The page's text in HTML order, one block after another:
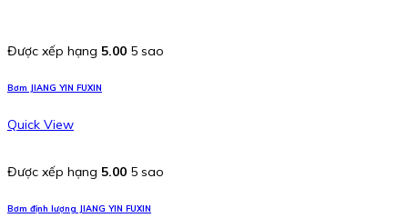
Được xếp hạng 5.00 5 sao
Bơm JIANG YIN FUXIN
Quick View
Được xếp hạng 5.00 5 sao
Bơm định lượng JIANG YIN FUXIN